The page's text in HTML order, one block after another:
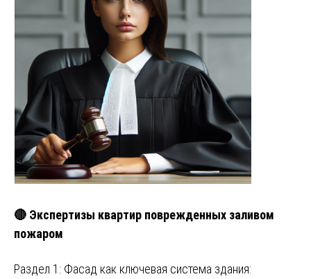
🔴 Экспертизы квартир поврежденных заливом
пожаром
Раздел 1: Фасад как ключевая система здания: